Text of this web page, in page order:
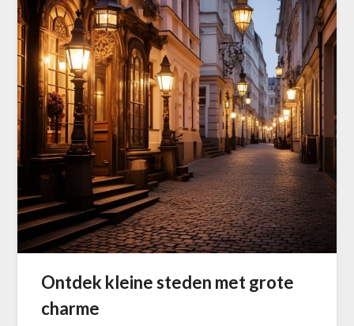
Ontdek kleine steden met grote
charme